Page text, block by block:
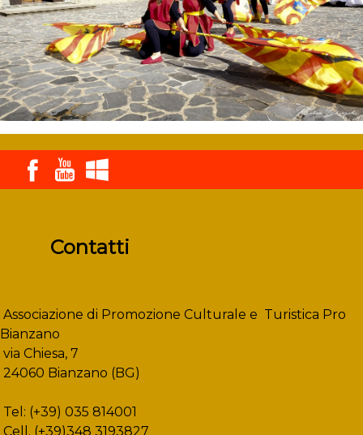
Contatti
Associazione di Promozione Culturale e Turistica Pro
Bianzano
via Chiesa, 7
24060 Bianzano (BG)
Tel: (+39) 035 814001
Cell. (+39)348 3193827